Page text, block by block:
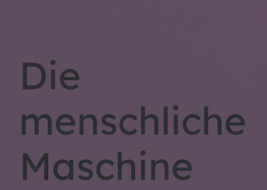
Die
menschliche
Maschine